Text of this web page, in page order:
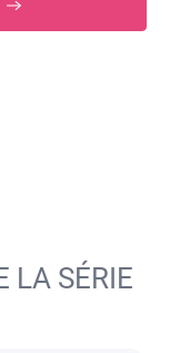
LA SÉRIE